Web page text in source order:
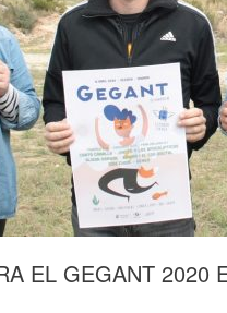
EL GEGANT 2020